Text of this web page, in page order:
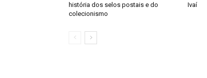
história dos selos postais e do
colecionismo
Ivaí